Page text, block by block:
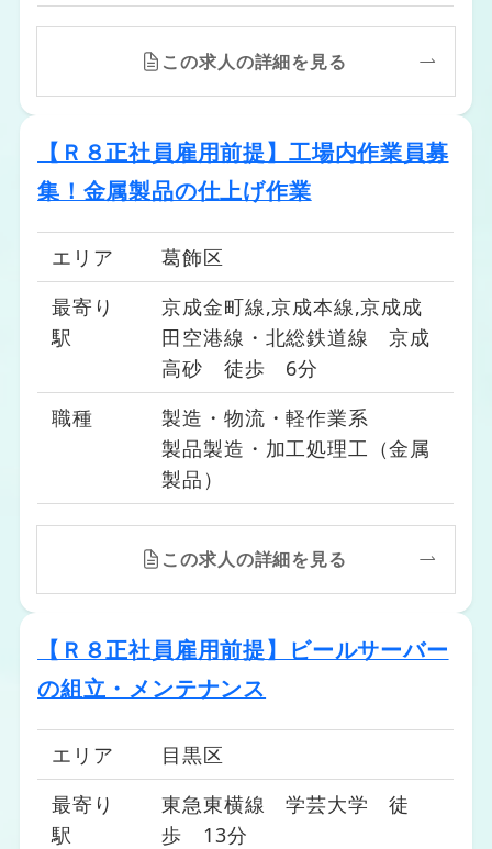
この求人の詳細を見る
【Ｒ８正社員雇用前提】工場内作業員募
集！金属製品の仕上げ作業
エリア
葛飾区
最寄り
駅
京成金町線,京成本線,京成成
田空港線・北総鉄道線 京成
高砂 徒歩 6分
職種
製造・物流・軽作業系
製品製造・加工処理工（金属
製品）
この求人の詳細を見る
【Ｒ８正社員雇用前提】ビールサーバー
の組立・メンテナンス
エリア
目黒区
最寄り
駅
東急東横線 学芸大学 徒
歩 13分